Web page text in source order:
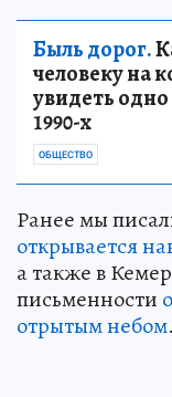
Быль дорог.
человеку на
увидеть
1990-х
ОБЩЕСТВО
Ранее мы
открывается
а также в
письменности
отрытым небом.